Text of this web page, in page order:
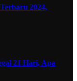
2024,
21 Hari, Apa